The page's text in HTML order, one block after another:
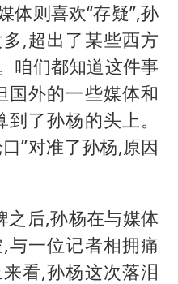
体则喜欢“存疑”,孙
,超出了某些西方
咱们都知道这件事
国外的一些媒体和
了孙杨的头上。
”对准了孙杨,原因
之后,孙杨在与媒体
与一位记者相拥痛
看,孙杨这次落泪